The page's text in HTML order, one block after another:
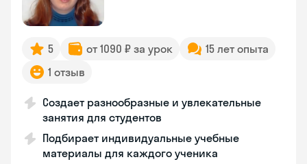
5 от 1090 ₽ за урок
15 лет опыта
1 отзыв
Создает разнообразные и увлекательные
занятия для студентов
Подбирает индивидуальные учебные
материалы для каждого ученика